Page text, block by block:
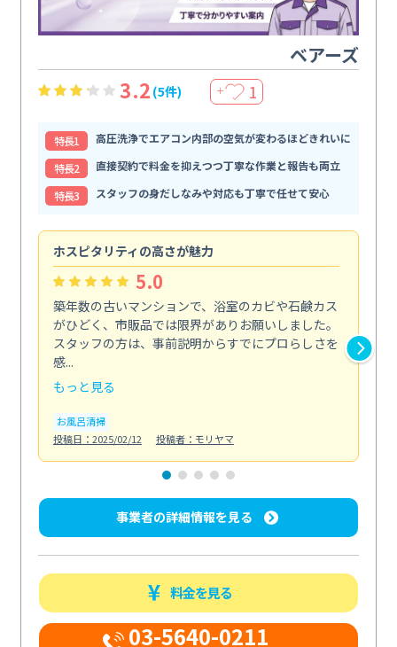
ベアーズ
3.2 (5件) ＋ 1
特⻑1
高圧洗浄でエアコン内部の空気が変わるほどきれいに
特⻑2
直接契約で料金を抑えつつ丁寧な作業と報告も両立
特⻑3
スタッフの身だしなみや対応も丁寧で任せて安心
ホスピタリティの高さが魅力
5.0
築年数の古いマンションで、浴室のカビや石鹸カス
がひどく、市販品では限界がありお願いしました。
スタッフの方は、事前説明からすでにプロらしさを
感...
もっと見る
お風呂清掃
投稿日：2025/02/12
投稿者：モリヤマ
事業者の詳細情報を見る
料金を見る
03-5640-0211